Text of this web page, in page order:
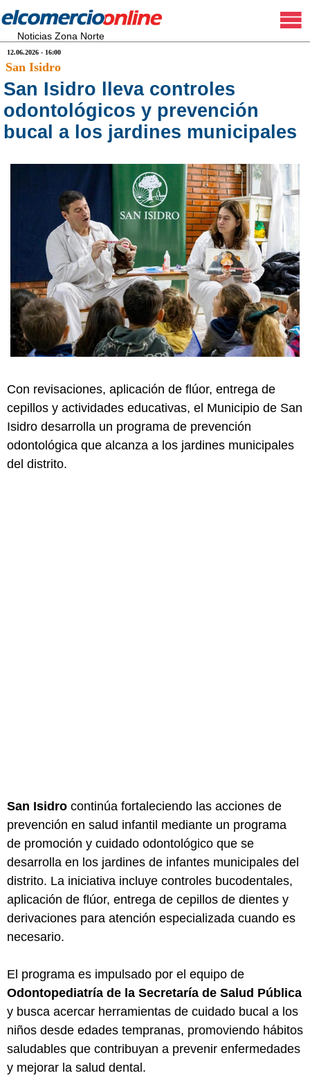
Noticias Zona Norte
12.06.2026 - 16:00
San Isidro
San Isidro lleva controles
odontológicos y prevención
bucal a los jardines municipales
Con revisaciones, aplicación de flúor, entrega de
cepillos y actividades educativas, el Municipio de San
Isidro desarrolla un programa de prevención
odontológica que alcanza a los jardines municipales
del distrito.
San Isidro continúa fortaleciendo las acciones de
prevención en salud infantil mediante un programa
de promoción y cuidado odontológico que se
desarrolla en los jardines de infantes municipales del
distrito. La iniciativa incluye controles bucodentales,
aplicación de flúor, entrega de cepillos de dientes y
derivaciones para atención especializada cuando es
necesario.
El programa es impulsado por el equipo de
Odontopediatría de la Secretaría de Salud Pública
y busca acercar herramientas de cuidado bucal a los
niños desde edades tempranas, promoviendo hábitos
saludables que contribuyan a prevenir enfermedades
y mejorar la salud dental.